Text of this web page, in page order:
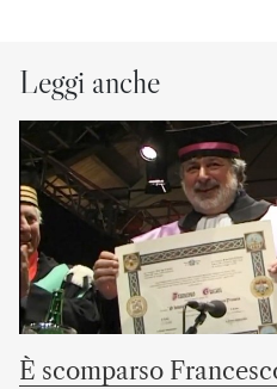
Leggi anche
È scomparso